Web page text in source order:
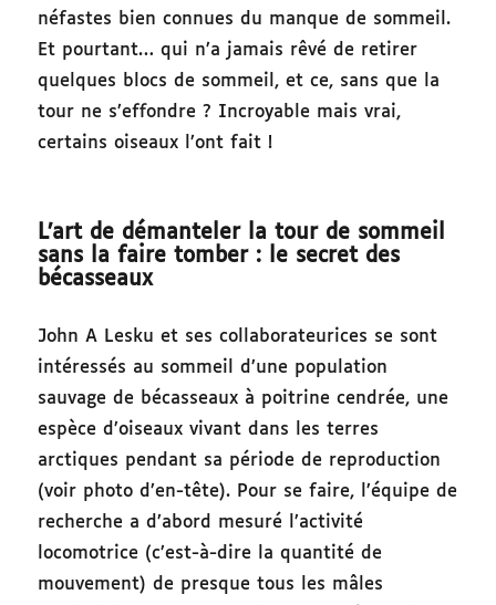
néfastes bien connues du manque de sommeil.
Et pourtant… qui n’a jamais rêvé de retirer
quelques blocs de sommeil, et ce, sans que la
tour ne s’effondre ? Incroyable mais vrai,
certains oiseaux l’ont fait !
L’art de démanteler la tour de sommeil
sans la faire tomber : le secret des
bécasseaux
John A Lesku et ses collaborateurices se sont
intéressés au sommeil d’une population
sauvage de bécasseaux à poitrine cendrée, une
espèce d’oiseaux vivant dans les terres
arctiques pendant sa période de reproduction
(voir photo d’en-tête). Pour se faire, l’équipe de
recherche a d’abord mesuré l’activité
locomotrice (c’est-à-dire la quantité de
mouvement) de presque tous les mâles